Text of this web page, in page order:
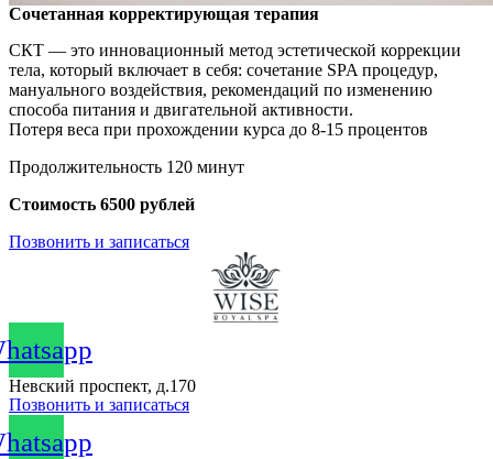
Сочетанная корректирующая терапия
СКТ — это инновационный метод эстетической коррекции
тела, который включает в себя: сочетание SPA процедур,
мануального воздействия, рекомендаций по изменению
способа питания и двигательной активности.
Потеря веса при прохождении курса до 8-15 процентов
Продолжительность 120 минут
Стоимость 6500 рублей
Позвонить и записаться
Невский проспект, д.170
Позвонить и записаться